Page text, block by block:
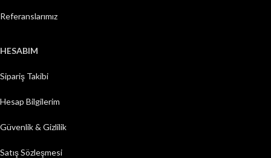
Referanslarımız
HESABIM
Sipariş Takibi
Hesap Bilgilerim
Güvenlik & Gizlilik
Satış Sözleşmesi